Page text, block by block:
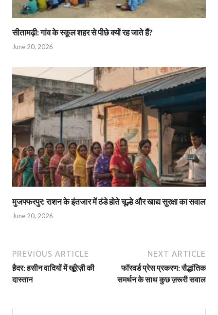
सीतामढ़ी: गांव के स्कूल शहर से पीछे क्यों रह जाते हैं?
June 20, 2026
मुजफ्फरपुर: राशन के इंतजार में ठंडे होते चूल्हे और खाद्य सुरक्षा का सवाल
June 20, 2026
PREVIOUS ARTICLE
हैदर: हसीन वादियों में खूंरेज़ी की
दास्‍तान
NEXT ARTICLE
फॉरवर्ड प्रेस प्रकरण: सैद्धांतिक
समर्थन के साथ कुछ ज़रूरी सवाल